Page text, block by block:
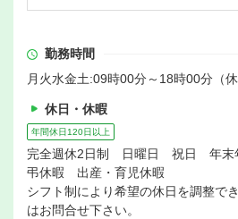
勤務時間
月火水金土:09時00分～18時00分（休
休日・休暇
年間休日120日以上
完全週休2日制 日曜日 祝日 年
弔休暇 出産・育児休暇
シフト制により希望の休日を調整で
はお問合せ下さい。